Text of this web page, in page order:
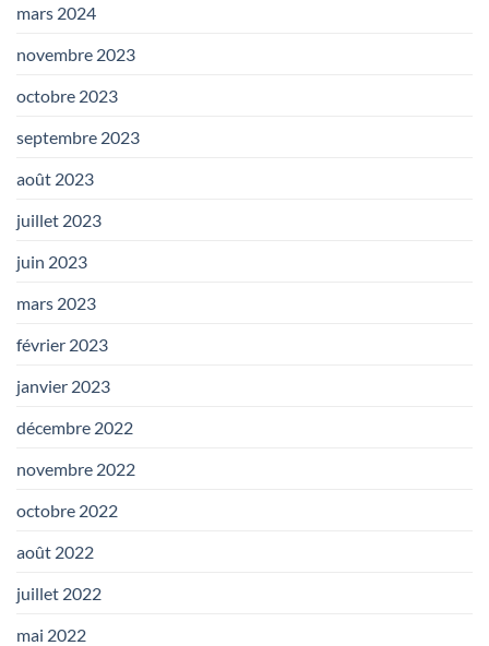
mars 2024
novembre 2023
octobre 2023
septembre 2023
août 2023
juillet 2023
juin 2023
mars 2023
février 2023
janvier 2023
décembre 2022
novembre 2022
octobre 2022
août 2022
juillet 2022
mai 2022